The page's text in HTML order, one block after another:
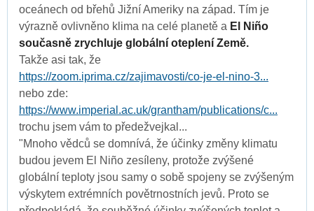
oceánech od břehů Jižní Ameriky na západ. Tím je
výrazně ovlivněno klima na celé planetě a El Niño
současně zrychluje globální oteplení Země.
Takže asi tak, že
https://zoom.iprima.cz/zajimavosti/co-je-el-nino-3...
nebo zde:
https://www.imperial.ac.uk/grantham/publications/c...
trochu jsem vám to předežvejkal...
"Mnoho vědců se domnívá, že účinky změny klimatu
budou jevem El Niño zesíleny, protože zvýšené
globální teploty jsou samy o sobě spojeny se zvýšeným
výskytem extrémních povětrnostních jevů. Proto se